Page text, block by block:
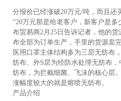
分报价已经涨破20万元/吨，而且还
“20万元那是给老客户，新客户是
布贸易商2月25日告诉记者，他的
布全部为订单生产，手里的货源卖
医用口罩主体结构多为三层无纺布
纺布、外S层为经防水处理无纺布
纺布，为拦截细菌、飞沫的核心层
涨幅度较大的就是熔喷无纺布。
产品介绍